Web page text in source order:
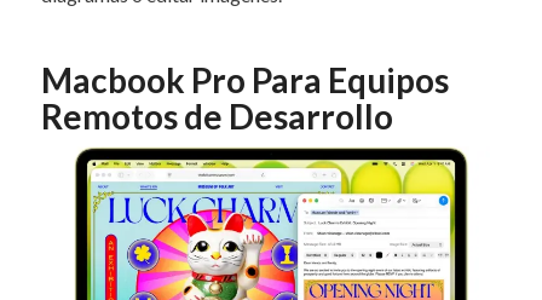
Macbook Pro Para Equipos
Remotos de Desarrollo